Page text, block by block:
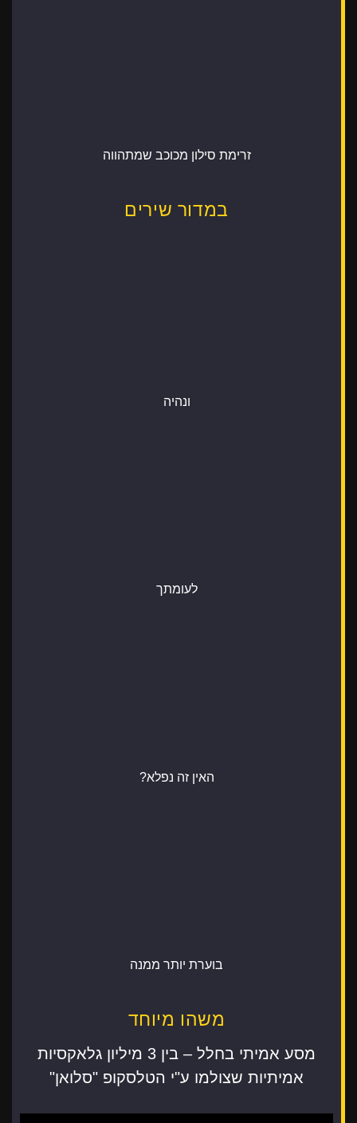
זרימת סילון מכוכב שמתהווה
במדור שירים
ונהיה
לעומתך
האין זה נפלא?
בוערת יותר ממנה
משהו מיוחד
מסע אמיתי בחלל – בין 3 מיליון גלאקסיות
אמיתיות שצולמו ע"י הטלסקופ "סלואן"